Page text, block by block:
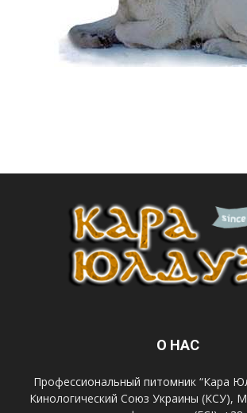
О НАС
Профессиональный питомник “Кара
Кинологический Союз Украины (КСУ),